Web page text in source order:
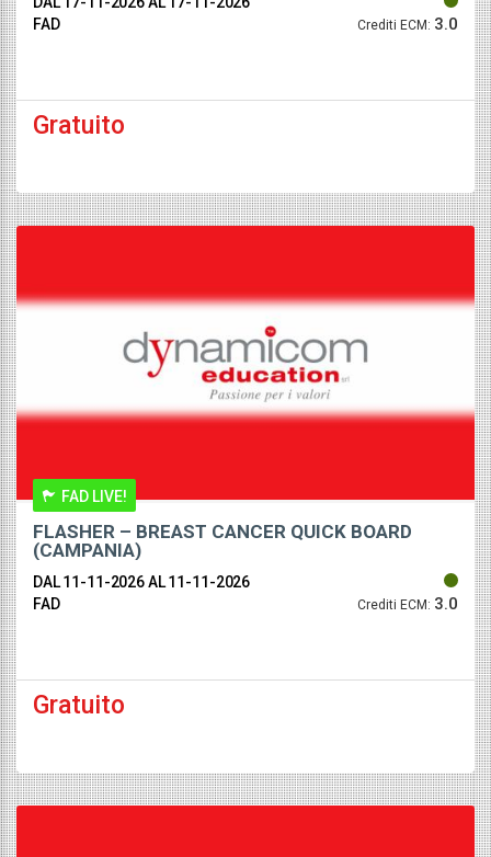
FAD
Crediti ECM: 3.0
Gratuito
FAD LIVE!
FLASHER – BREAST CANCER QUICK BOARD
(CAMPANIA)
DAL 11-11-2026AL 11-11-2026
FAD
Crediti ECM: 3.0
Gratuito